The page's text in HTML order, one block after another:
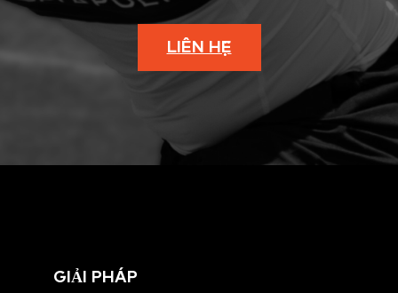
LIÊN HỆ
GIẢI PHÁP